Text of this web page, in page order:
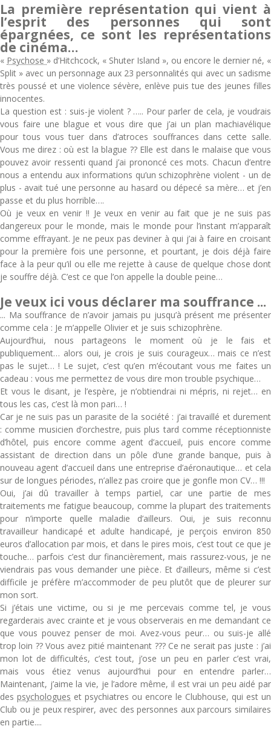
La première représentation qui vient à
l’esprit des personnes qui sont
épargnées, ce sont les représentations
de cinéma…
« Psychose » d’Hitchcock, « Shuter Island », ou encore le dernier né, «
Split » avec un personnage aux 23 personnalités qui avec un sadisme
très poussé et une violence sévère, enlève puis tue des jeunes filles
innocentes.
La question est : suis-je violent ? ….. Pour parler de cela, je voudrais
vous faire une blague et vous dire que j’ai un plan machiavélique
pour tous vous tuer dans d’atroces souffrances dans cette salle.
Vous me direz : où est la blague ?? Elle est dans le malaise que vous
pouvez avoir ressenti quand j’ai prononcé ces mots. Chacun d’entre
nous a entendu aux informations qu’un schizophrène violent - un de
plus - avait tué une personne au hasard ou dépecé sa mère… et j’en
passe et du plus horrible….
Où je veux en venir !! Je veux en venir au fait que je ne suis pas
dangereux pour le monde, mais le monde pour l’instant m’apparaît
comme effrayant. Je ne peux pas deviner à qui j’ai à faire en croisant
pour la première fois une personne, et pourtant, je dois déjà faire
face à la peur qu’il ou elle me rejette à cause de quelque chose dont
je souffre déjà. C’est ce que l’on appelle la double peine…
Je veux ici vous déclarer ma souffrance ...
... Ma souffrance de n’avoir jamais pu jusqu’à présent me présenter
comme cela : Je m’appelle Olivier et je suis schizophrène.
Aujourd’hui, nous partageons le moment où je le fais et
publiquement… alors oui, je crois je suis courageux… mais ce n’est
pas le sujet… ! Le sujet, c’est qu’en m’écoutant vous me faites un
cadeau : vous me permettez de vous dire mon trouble psychique…
Et vous le disant, je l’espère, je n’obtiendrai ni mépris, ni rejet… en
tous les cas, c’est là mon pari… !
Car je ne suis pas un parasite de la société : j’ai travaillé et durement
: comme musicien d’orchestre, puis plus tard comme réceptionniste
d’hôtel, puis encore comme agent d’accueil, puis encore comme
assistant de direction dans un pôle d’une grande banque, puis à
nouveau agent d’accueil dans une entreprise d’aéronautique… et cela
sur de longues périodes, n’allez pas croire que je gonfle mon CV… !!!
Oui, j’ai dû travailler à temps partiel, car une partie de mes
traitements me fatigue beaucoup, comme la plupart des traitements
pour n’importe quelle maladie d’ailleurs. Oui, je suis reconnu
travailleur handicapé et adulte handicapé, je perçois environ 850
euros d’allocation par mois, et dans le pires mois, c’est tout ce que je
touche… parfois c’est dur financièrement, mais rassurez-vous, je ne
viendrais pas vous demander une pièce. Et d’ailleurs, même si c’est
difficile je préfère m’accommoder de peu plutôt que de pleurer sur
mon sort.
Si j’étais une victime, ou si je me percevais comme tel, je vous
regarderais avec crainte et je vous observerais en me demandant ce
que vous pouvez penser de moi. Avez-vous peur… ou suis-je allé
trop loin ?? Vous avez pitié maintenant ??? Ce ne serait pas juste : j’ai
mon lot de difficultés, c’est tout, j’ose un peu en parler c’est vrai,
mais vous étiez venus aujourd’hui pour en entendre parler…
Maintenant, j’aime la vie, je l’adore même, il est vrai un peu aidé par
des psychologues et psychiatres ou encore le Clubhouse, qui est un
Club ou je peux respirer, avec des personnes aux parcours similaires
en partie....